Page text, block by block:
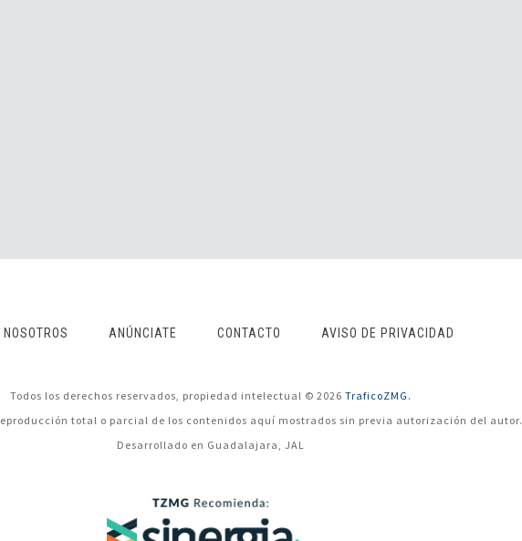
NOSOTROS ANÚNCIATE CONTACTO AVISO DE PRIVACIDAD
Todos los derechos reservados, propiedad intelectual © 2026 TraficoZMG.
total o parcial de los contenidos aquí mostrados sin previa autorización del autor.
Desarrollado en Guadalajara, JAL